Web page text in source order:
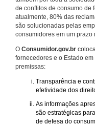
de conflitos de consumo de
atualmente, 80% das
são solucionadas pelas
consumidores em um prazo
O Consumidor.gov.br
fornecedores e o Estado
premissas:
Transparência e
efetividade dos
As informações
são estratégicas
de defesa do